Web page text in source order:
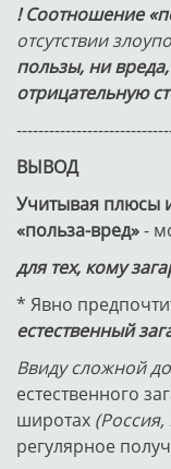
! Соотношение
отсутствии
пользы, ни
отрицательную
ВЫВОД
Учитывая плюсы
«польза-вред»-
для тех, кому
* Явно
естественный
Ввиду сложной
естественного
широтах (Россия,
регулярное